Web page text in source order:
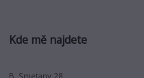
Kde mě najdete
B. Smetany 28